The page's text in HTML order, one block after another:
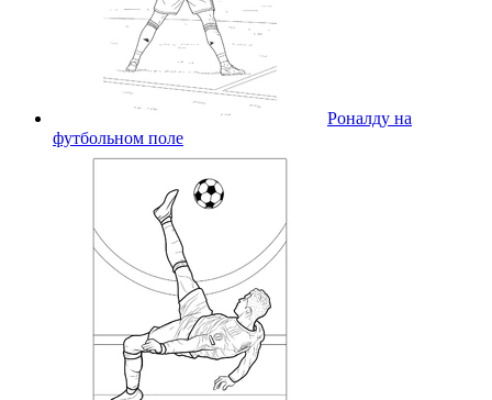
Роналду на
футбольном поле